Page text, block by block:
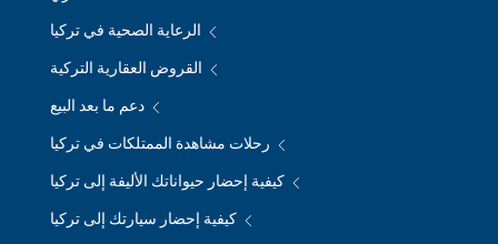
الرعاية الصحية في تركيا
القروض العقارية التركية
دعم ما بعد البيع
رحلات مشاهدة الممتلكات في تركيا
كيفية إحضار حيواناتك الأليفة إلى تركيا
كيفية إحضار سيارتك إلى تركيا